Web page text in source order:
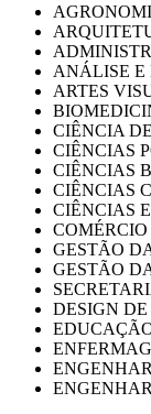
ANÁLISE E
ARTES
CIÊNCIA
CIÊNCIAS
CIÊNCIAS
CIÊNCIAS
CIÊNCIAS
GESTÃO
GESTÃO
DESIGN